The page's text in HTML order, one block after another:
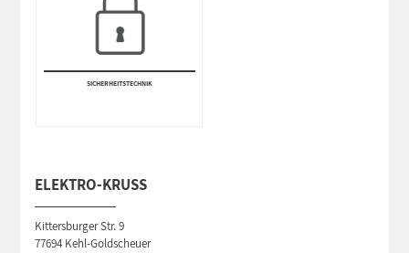
SICHERHEITS­TECHNIK
ELEKTRO-KRUSS
Kittersburger Str. 9
77694 Kehl-Goldscheuer